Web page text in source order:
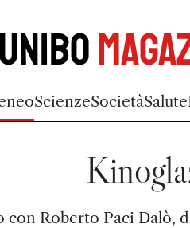
Unibo
ScienzeSocietàSalute
con Roberto Paci Dalò,